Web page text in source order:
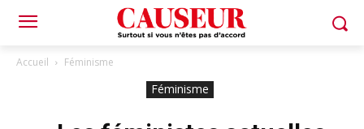
Accueil Féminisme
Féminisme